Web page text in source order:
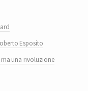
Esposito
una rivoluzione